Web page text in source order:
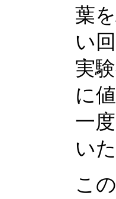
葉
い
実
に
一
い
こ